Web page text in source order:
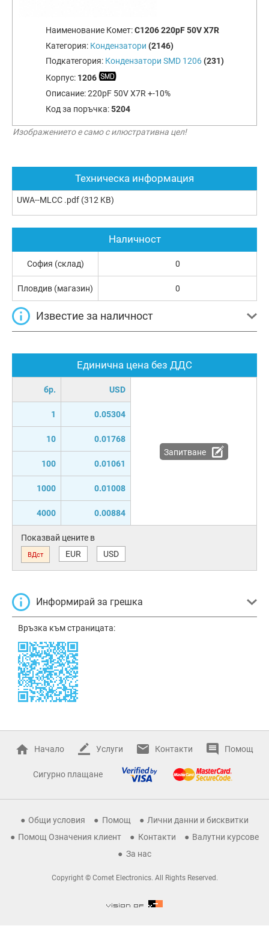
Наименование Комет:C1206 220pF 50V X7R
Категория: Кондензатори (2146)
Подкатегория: Кондензатори SMD 1206 (231)
Корпус: 1206
Описание:220pF 50V X7R +-10%
Код за поръчка:5204
Изображението е само с илюстративна цел!
Техническа информация
UWA--MLCC .pdf (312 KB)
Единична цена без ДДС
бр. USD
1 0.05304
10 0.01768
100 0.01061
1000 0.01008
4000 0.00884
Запитване
Показвай цените в
ВДст EUR USD
Информирай за грешка
Връзка към страницата:
Наличност
София (склад) 0
Пловдив (магазин) 0
Известие за наличност
Начало Услуги Контакти Помощ
Сигурно плащане
Общи условия Помощ
Лични данни и бисквитки
Помощ Означения клиент
Контакти
Валутни курсове
За нас
Copyright © Comet Electronics. All Rights Reserved.